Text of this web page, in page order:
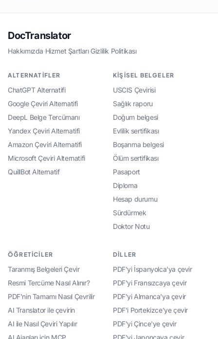
DocTranslator
Hakkımızda·Hizmet Şartları·Gizlilik Politikası
ALTERNATIFLER
ChatGPT Alternatifi
Google Çeviri Alternatifi
DeepL Belge Tercümanı
Yandex Çeviri Alternatifi
Amazon Çeviri Alternatifi
Microsoft Çeviri Alternatifi
QuillBot Alternatif
KIŞISEL BELGELER
USCIS Çevirisi
Sağlık raporu
Doğum belgesi
Evlilik sertifikası
Boşanma belgesi
Ölüm sertifikası
Pasaport
Diploma
Hesap durumu
Sürdürmek
Doktor Notu
ÖĞRETICILER
Taranmış Belgeleri Çevir
Resmi Tercüme Nasıl Alınır?
PDF'nin Tamamı Nasıl Çevrilir
AI Translator ile çevirin
AI ile Nasıl Çeviri Yapılır
DILLER
PDF'yi İspanyolca'ya çevir
PDF'yi Fransızcaya çevir
PDF'yi Almanca'ya çevir
PDF'i Portekizce'ye çevir
PDF'yi Çince'ye çevir